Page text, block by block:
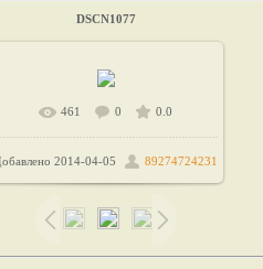
DSCN1077
В реальном размере
1600x1200/ 190.0Kb
461 0 0.0
2014-04-05 89274724231